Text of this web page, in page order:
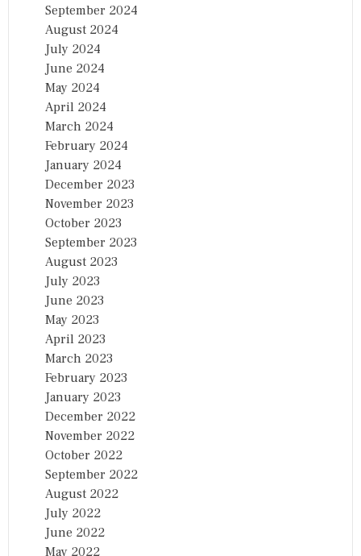
September 2024
August 2024
July 2024
June 2024
May 2024
April 2024
March 2024
February 2024
January 2024
December 2023
November 2023
October 2023
September 2023
August 2023
July 2023
June 2023
May 2023
April 2023
March 2023
February 2023
January 2023
December 2022
November 2022
October 2022
September 2022
August 2022
July 2022
June 2022
May 2022